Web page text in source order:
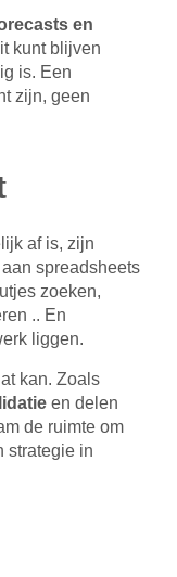
en
kunt blijven
is. Een
zijn, geen
af is, zijn
spreadsheets
zoeken,
.. En
liggen.
kan. Zoals
en delen
de ruimte om
strategie in